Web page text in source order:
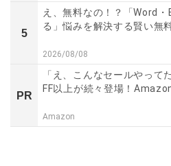
5
え、無料なの！？「Word
る」悩みを解決する賢い無
2026/08/08
PR
「え、こんなセールやって
FF以上が続々登場！
Amazon